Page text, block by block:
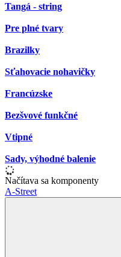
Tangá - string
Pre plné tvary
Brazilky
Sťahovacie nohavičky
Francúzske
Bezšvové funkčné
Vtipné
Sady, výhodné balenie
Načítava sa komponenty
A-Street